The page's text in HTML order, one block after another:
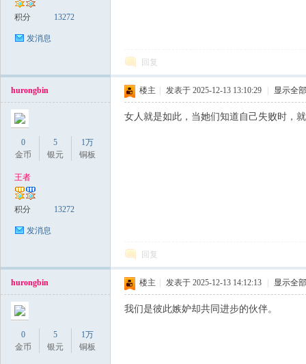
积分 13272
发消息
回复
hurongbin
0
金币
5
银元
1万
铜板
王者
积分 13272
发消息
楼主 发表于 2025-12-13 13:10:29 显示全
女人就是如此，当她们知道自己失败时，
回复
hurongbin
0
金币
5
银元
1万
铜板
楼主 发表于 2025-12-13 14:12:13 显示全
我们是彼此嫉妒却共同进步的伙伴。